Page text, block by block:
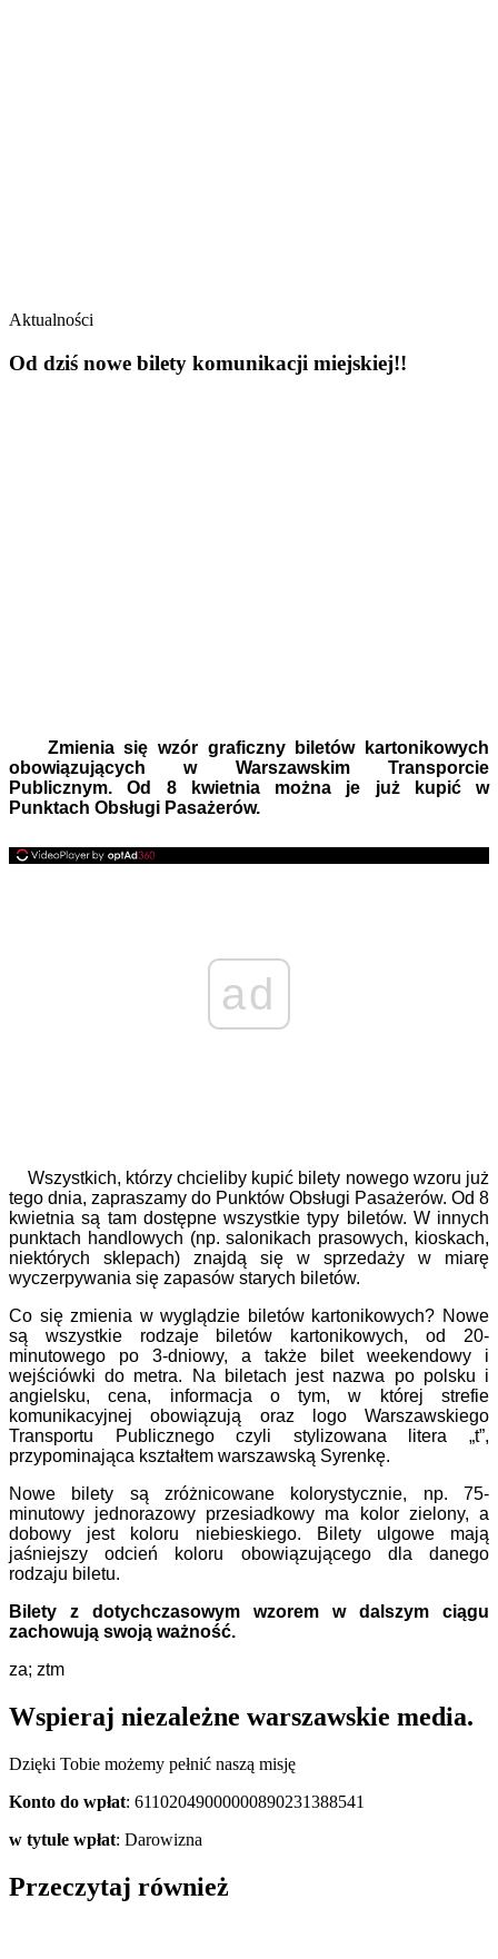
Aktualności
Od dziś nowe bilety komunikacji miejskiej!!
Zmienia się wzór graficzny biletów kartonikowych
obowiązujących w Warszawskim Transporcie
Publicznym. Od 8 kwietnia można je już kupić w
Punktach Obsługi Pasażerów.
ad
Wszystkich, którzy chcieliby kupić bilety nowego wzoru już
tego dnia, zapraszamy do Punktów Obsługi Pasażerów. Od 8
kwietnia są tam dostępne wszystkie typy biletów. W innych
punktach handlowych (np. salonikach prasowych, kioskach,
niektórych sklepach) znajdą się w sprzedaży w miarę
wyczerpywania się zapasów starych biletów.
Co się zmienia w wyglądzie biletów kartonikowych? Nowe
są wszystkie rodzaje biletów kartonikowych, od 20-
minutowego po 3-dniowy, a także bilet weekendowy i
wejściówki do metra. Na biletach jest nazwa po polsku i
angielsku, cena, informacja o tym, w której strefie
komunikacyjnej obowiązują oraz logo Warszawskiego
Transportu Publicznego czyli stylizowana litera „t”,
przypominająca kształtem warszawską Syrenkę.
Nowe bilety są zróżnicowane kolorystycznie, np. 75-
minutowy jednorazowy przesiadkowy ma kolor zielony, a
dobowy jest koloru niebieskiego. Bilety ulgowe mają
jaśniejszy odcień koloru obowiązującego dla danego
rodzaju biletu.
Bilety z dotychczasowym wzorem w dalszym ciągu
zachowują swoją ważność.
za; ztm
Wspieraj niezależne warszawskie media.
Dzięki Tobie możemy pełnić naszą misję
Konto do wpłat: 61102049000000890231388541
w tytule wpłat: Darowizna
Przeczytaj również